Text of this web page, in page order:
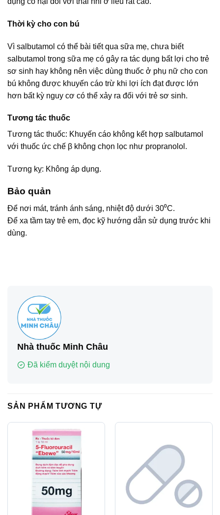
Thời kỳ cho con bú
Vì salbutamol có thể bài tiết qua sữa mẹ, chưa biết
salbutamol trong sữa mẹ có gây ra tác dụng bất lợi cho trẻ
sơ sinh hay không nên việc dùng thuốc ở phụ nữ cho con
bú không được khuyến cáo trừ khi lợi ích đạt được lớn
hơn bất kỳ nguy cơ có thể xảy ra đối với trẻ sơ sinh.
Tương tác thuốc
Tương tác thuốc: Khuyến cáo không kết hợp salbutamol
với thuốc ức chế β không chọn lọc như propranolol.
Tương kỵ: Không áp dụng.
Bảo quản
Để nơi mát, tránh ánh sáng, nhiệt độ dưới 30⁰C.
Để xa tầm tay trẻ em, đọc kỹ hướng dẫn sử dụng trước khi
dùng.
Nhà thuốc Minh Châu
Đã kiểm duyệt nội dung
SẢN PHẨM TƯƠNG TỰ